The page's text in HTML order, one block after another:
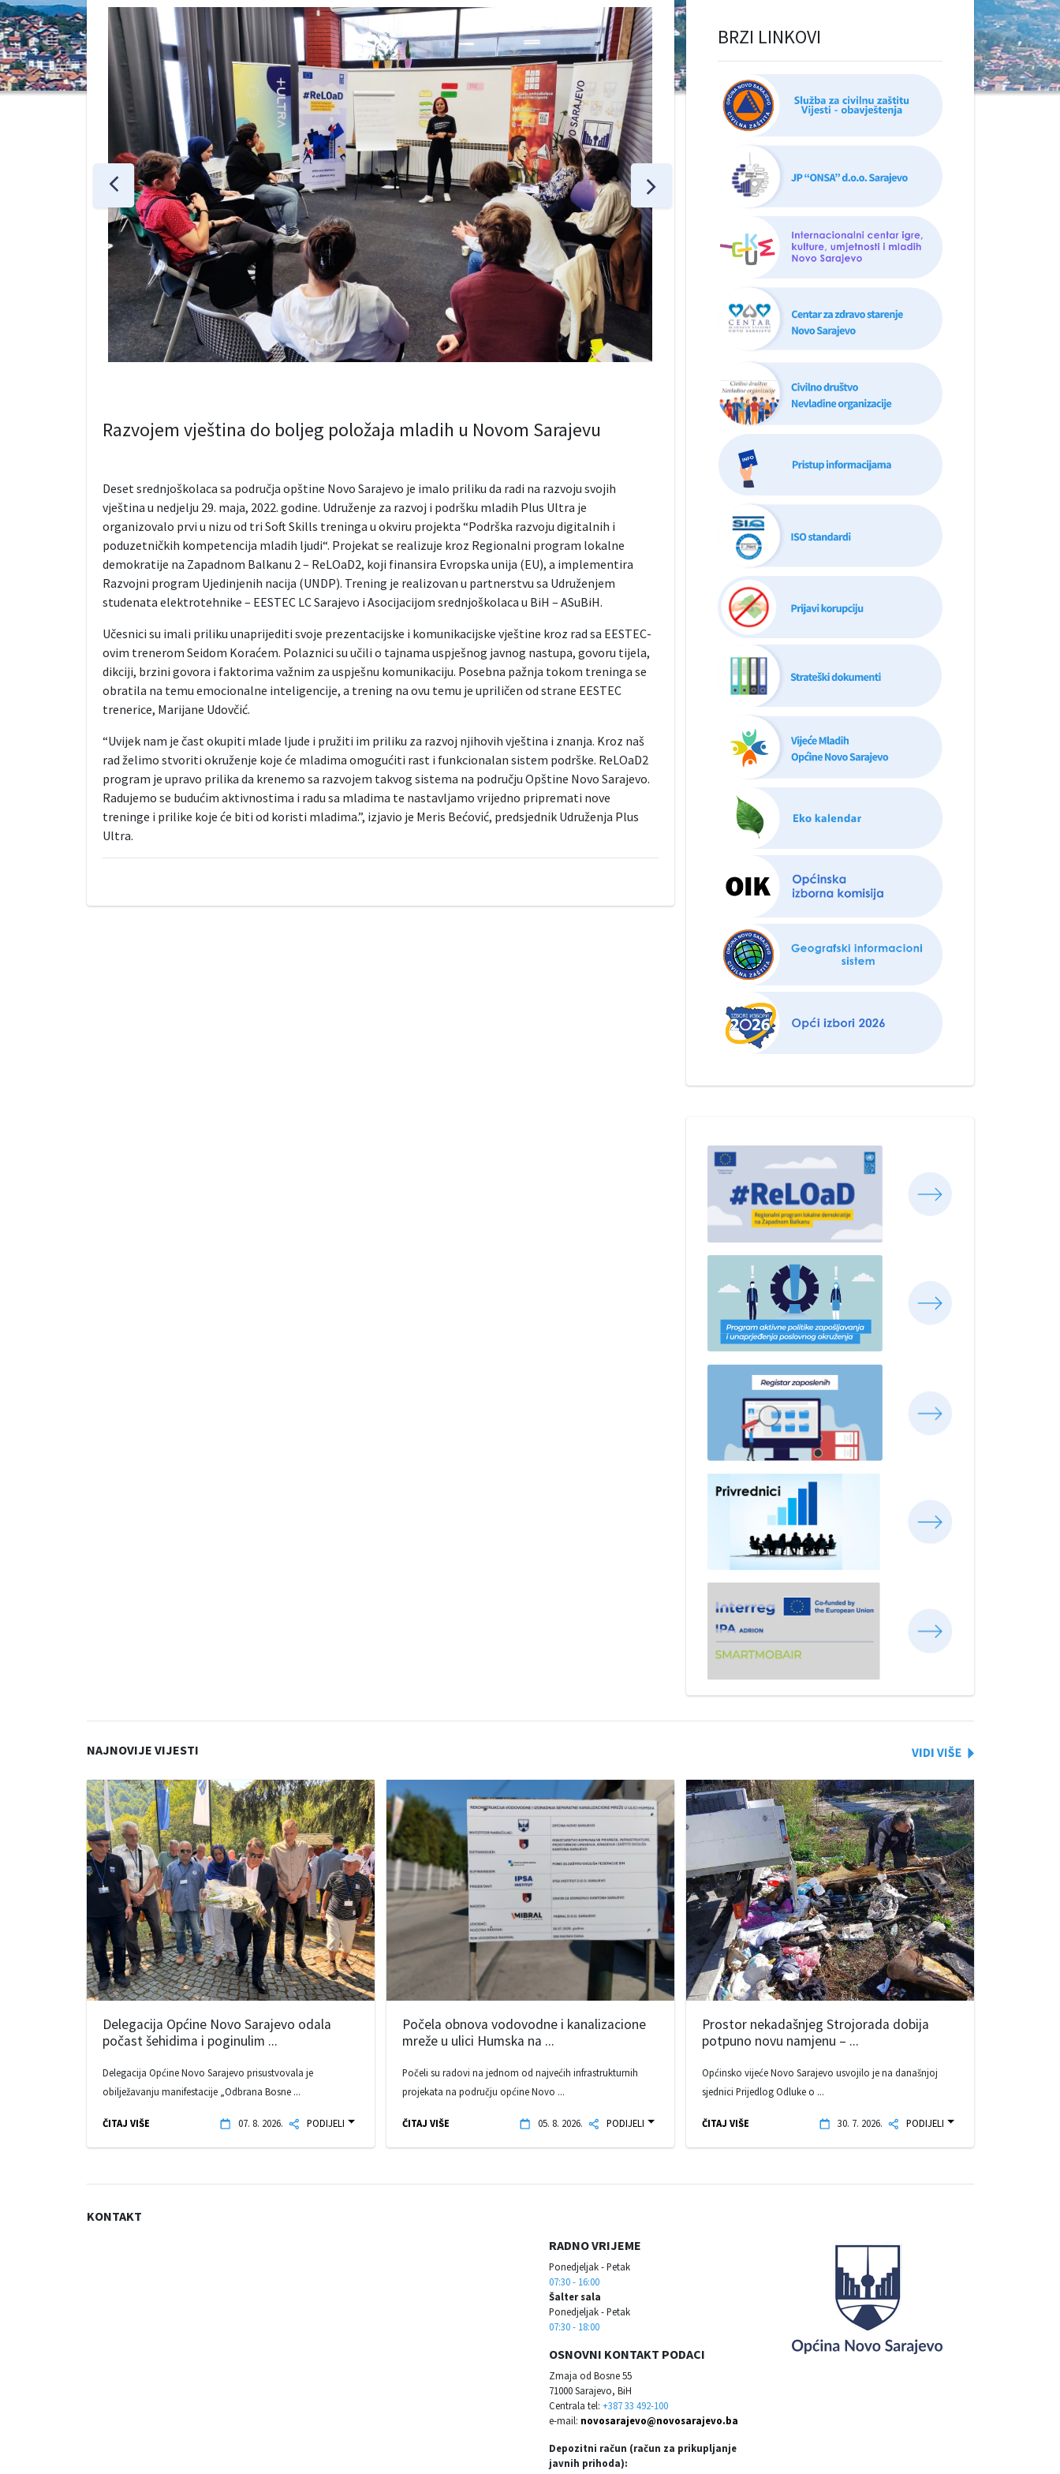
Razvojem vještina do boljeg položaja mladih u Novom Sarajevu
Deset srednjoškolaca sa područja opštine Novo Sarajevo je imalo priliku da radi na razvoju svojih
vještina u nedjelju 29. maja, 2022. godine. Udruženje za razvoj i podršku mladih Plus Ultra je
organizovalo prvi u nizu od tri Soft Skills treninga u okviru projekta “Podrška razvoju digitalnih i
poduzetničkih kompetencija mladih ljudi“. Projekat se realizuje kroz Regionalni program lokalne
demokratije na Zapadnom Balkanu 2 – ReLOaD2, koji finansira Evropska unija (EU), a implementira
Razvojni program Ujedinjenih nacija (UNDP). Trening je realizovan u partnerstvu sa Udruženjem
studenata elektrotehnike – EESTEC LC Sarajevo i Asocijacijom srednjoškolaca u BiH – ASuBiH.
Učesnici su imali priliku unaprijediti svoje prezentacijske i komunikacijske vještine kroz rad sa EESTEC-
ovim trenerom Seidom Koraćem. Polaznici su učili o tajnama uspješnog javnog nastupa, govoru tijela,
dikciji, brzini govora i faktorima važnim za uspješnu komunikaciju. Posebna pažnja tokom treninga se
obratila na temu emocionalne inteligencije, a trening na ovu temu je upriličen od strane EESTEC
trenerice, Marijane Udovčić.
“Uvijek nam je čast okupiti mlade ljude i pružiti im priliku za razvoj njihovih vještina i znanja. Kroz naš
rad želimo stvoriti okruženje koje će mladima omogućiti rast i funkcionalan sistem podrške. ReLOaD2
program je upravo prilika da krenemo sa razvojem takvog sistema na području Opštine Novo Sarajevo.
Radujemo se budućim aktivnostima i radu sa mladima te nastavljamo vrijedno pripremati nove
treninge i prilike koje će biti od koristi mladima.”, izjavio je Meris Bećović, predsjednik Udruženja Plus
Ultra.
BRZI LINKOVI
NAJNOVIJE VIJESTI
Delegacija Općine Novo Sarajevo odala
počast šehidima i poginulim ...
Delegacija Općine Novo Sarajevo prisustvovala je
obilježavanju manifestacije „Odbrana Bosne ...
ČITAJ VIŠE 07. 8. 2026. PODIJELI
Počela obnova vodovodne i kanalizacione
mreže u ulici Humska na ...
Počeli su radovi na jednom od najvećih infrastrukturnih
projekata na području općine Novo ...
ČITAJ VIŠE 05. 8. 2026. PODIJELI
Prostor nekadašnjeg Strojorada dobija
potpuno novu namjenu – ...
Općinsko vijeće Novo Sarajevo usvojilo je na današnjoj
sjednici Prijedlog Odluke o ...
ČITAJ VIŠE 30. 7. 2026. PODIJELI
KONTAKT
RADNO VRIJEME
Ponedjeljak - Petak
07:30 - 16:00
Šalter sala
Ponedjeljak - Petak
07:30 - 18:00
OSNOVNI KONTAKT PODACI
Zmaja od Bosne 55
71000 Sarajevo, BiH
Centrala tel: +387 33 492-100
e-mail: novosarajevo@novosarajevo.ba
Depozitni račun (račun za prikupljanje
javnih prihoda):